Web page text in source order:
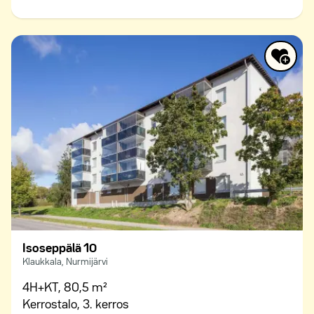
Isoseppälä 10
Klaukkala, Nurmijärvi
4H+KT, 80,5 m²
Kerrostalo, 3. kerros